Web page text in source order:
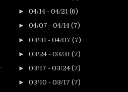
► 04/14 - 04/21 (6)
► 04/07 - 04/14 (7)
► 03/31 - 04/07 (7)
► 03/24 - 03/31 (7)
► 03/17 - 03/24 (7)
► 03/10 - 03/17 (7)